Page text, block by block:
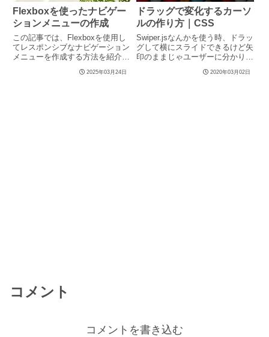
Flexboxを使ったナビゲー
ションメニューの作成
この記事では、Flexboxを使用し
てレスポンシブなナビゲーション
メニューを作成する方法を紹介し
2025年03月24日
ドラッグで変化するカーソ
ルの作り方｜CSS
Swiper.jsなんかを使う時、ドラッ
グして横にスライドできるけど矢
印のままじゃユーザーに分かりず
2020年03月02日
コメント
コメントを書き込む